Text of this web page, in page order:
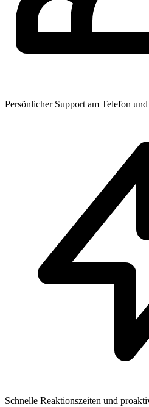
Persönlicher Support am Telefon
Schnelle Reaktionszeiten und